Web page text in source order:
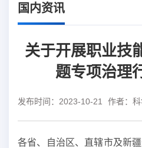
国内资讯
关于开展职业技
题专项治理
发布时间：2023-10-21 作者：
各省、自治区、直辖市及新